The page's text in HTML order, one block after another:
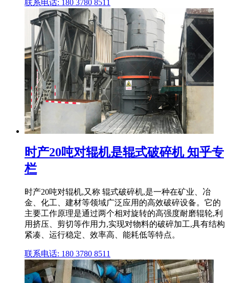
联系电话: 180 3780 8511
时产20吨对辊机是辊式破碎机 知乎专
栏
时产20吨对辊机,又称 辊式破碎机,是一种在矿业、冶
金、化工、建材等领域广泛应用的高效破碎设备。它的
主要工作原理是通过两个相对旋转的高强度耐磨辊轮,利
用挤压、剪切等作用力,实现对物料的破碎加工,具有结构
紧凑、运行稳定、效率高、能耗低等特点。
联系电话: 180 3780 8511